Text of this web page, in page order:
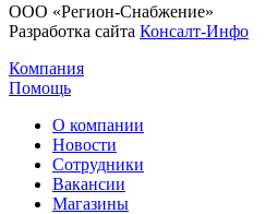
ООО «Регион-Снабжение»
Разработка сайта Консалт-Инфо
Компания
Помощь
О компании
Новости
Сотрудники
Вакансии
Магазины